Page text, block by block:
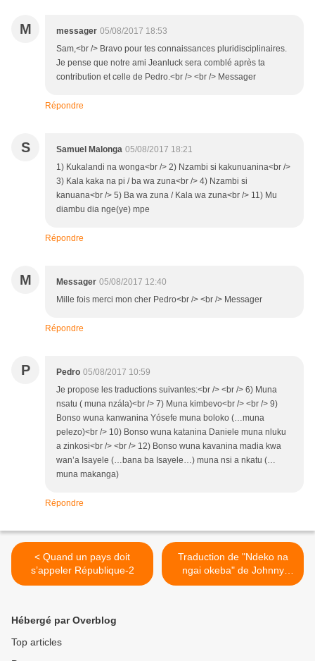
M messager 05/08/2017 18:53
Sam,<br /> Bravo pour tes connaissances pluridisciplinaires.
Je pense que notre ami Jeanluck sera comblé après ta
contribution et celle de Pedro.<br /> <br /> Messager
Répondre
S Samuel Malonga 05/08/2017 18:21
1) Kukalandi na wonga<br /> 2) Nzambi si kakunuanina<br />
3) Kala kaka na pi / ba wa zuna<br /> 4) Nzambi si
kanuana<br /> 5) Ba wa zuna / Kala wa zuna<br /> 11) Mu
diambu dia nge(ye) mpe
Répondre
M Messager 05/08/2017 12:40
Mille fois merci mon cher Pedro<br /> <br /> Messager
Répondre
P Pedro 05/08/2017 10:59
Je propose les traductions suivantes:<br /> <br /> 6) Muna
nsatu ( muna nzála)<br /> 7) Muna kimbevo<br /> <br /> 9)
Bonso wuna kanwanina Yósefe muna boloko (…muna
pelezo)<br /> 10) Bonso wuna katanina Daniele muna nluku
a zinkosi<br /> <br /> 12) Bonso wuna kavanina madia kwa
wan’a Isayele (…bana ba Isayele…) muna nsi a nkatu (…
muna makanga)
Répondre
< Quand un pays doit
s’appeler République-2
Traduction de "Ndeko na
ngai okeba" de Johnny
Bokelo, par PEDRO >
Hébergé par Overblog
Top articles